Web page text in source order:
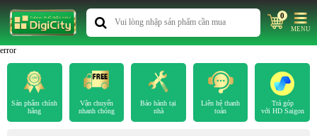
0
MENU
error
Sản phẩm chính
hãng
Vận chuyển
nhanh chóng
Bảo hành tại
nhà
Liên hệ thanh
toán
Trả góp
với HD Saigon